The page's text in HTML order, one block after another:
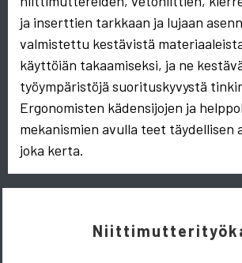
ja inserttien tarkkaan ja lujaan
valmistettu kestävistä
käyttöiän takaamiseksi, ja ne
työympäristöjä suorituskyvystä
Ergonomisten kädensijojen ja
mekanismien avulla teet täydellisen
joka kerta.